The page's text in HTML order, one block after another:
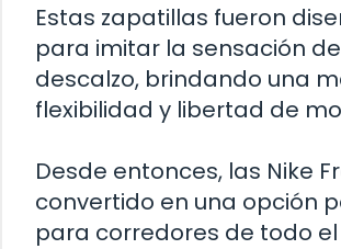
Estas zapatillas fueron
para imitar la sensación
descalzo, brindando una
flexibilidad y libertad de
Desde entonces, las Nike
convertido en una opción
para corredores de todo